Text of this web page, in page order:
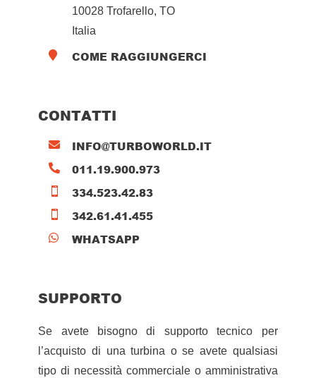
10028 Trofarello, TO
Italia
 COME RAGGIUNGERCI
CONTATTI
 INFO@TURBOWORLD.IT
 011.19.900.973
 334.523.42.83
 342.61.41.455
 WHATSAPP
SUPPORTO
Se avete bisogno di supporto tecnico per
l’acquisto di una turbina o se avete qualsiasi
tipo di necessità commerciale o amministrativa